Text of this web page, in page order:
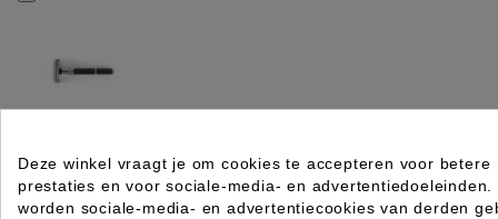
Barburys Scheermes Butterfly Matt
Rating forQuality
Deze winkel vraagt je om cookies te accepteren voor betere
prestaties en voor sociale-media- en advertentiedoeleinden.
worden sociale-media- en advertentiecookies van derden